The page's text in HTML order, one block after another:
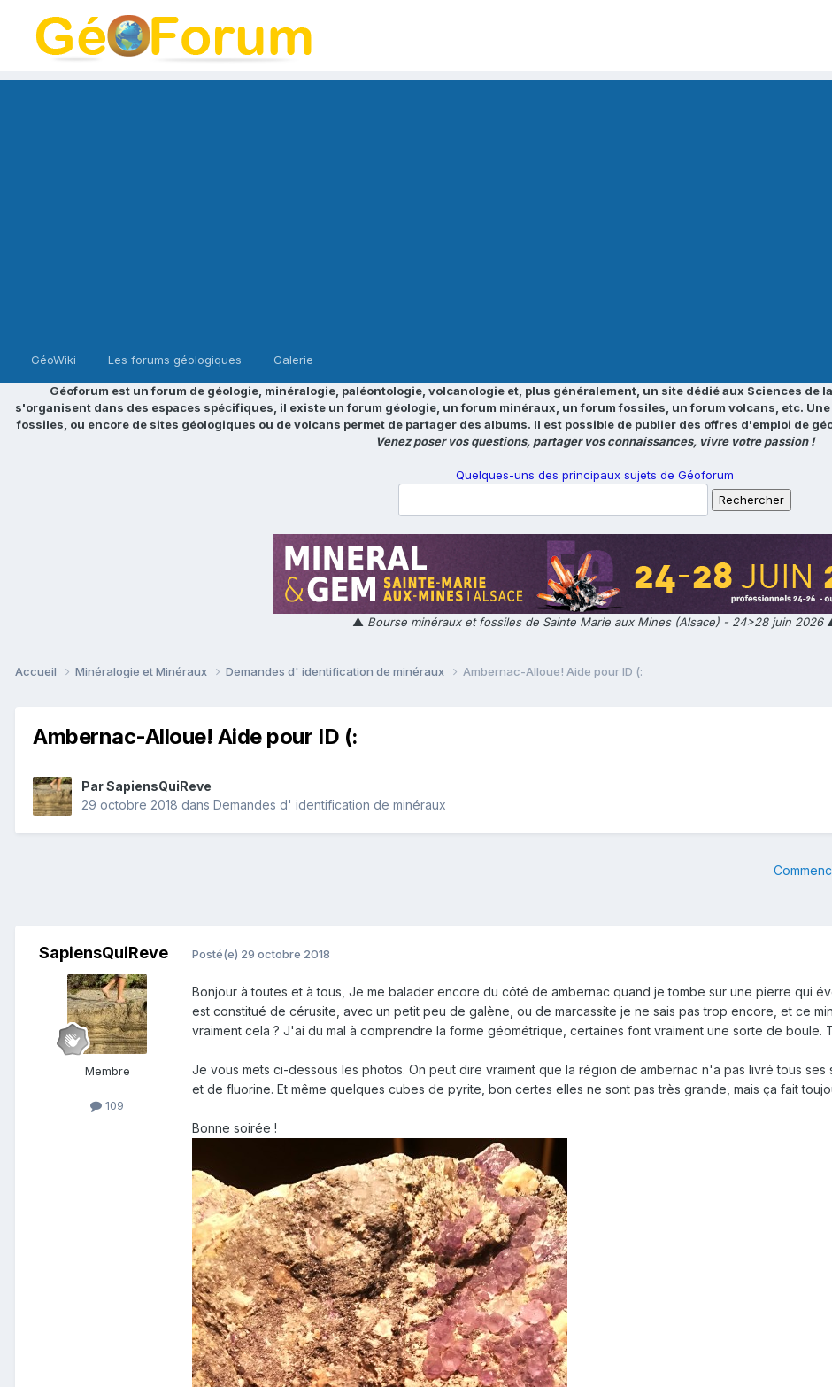
GéoWiki Les forums géologiques Galerie
Géoforum est un forum de géologie, minéralogie, paléontologie, volcanologie et, plus généralement, un site dédié aux Sciences de
s'organisent dans des espaces spécifiques, il existe un forum géologie, un forum minéraux, un forum fossiles, un forum volcans, etc.
fossiles, ou encore de sites géologiques ou de volcans permet de partager des albums. Il est possible de publier des offres d'emploi de
Venez poser vos questions, partager vos connaissances, vivre votre passion !
Quelques-uns des principaux sujets de Géoforum
▲ Bourse minéraux et fossiles de Sainte Marie aux Mines (Alsace) - 24>28 juin 2026
Accueil Minéralogie et Minéraux Demandes d' identification de minéraux Ambernac-Alloue! Aide pour ID (:
Ambernac-Alloue! Aide pour ID (:
ParSapiensQuiReve
29 octobre 2018 dans Demandes d' identification de minéraux
SapiensQuiReve
Membre
109
Posté(e) 29 octobre 2018
Bonjour à toutes et à tous, Je me balader encore du côté de ambernac quand je tombe sur une pierre qui
est constitué de cérusite, avec un petit peu de galène, ou de marcassite je ne sais pas trop encore, et ce
vraiment cela ? J'ai du mal à comprendre la forme géométrique, certaines font vraiment une sorte de boule.
Je vous mets ci-dessous les photos. On peut dire vraiment que la région de ambernac n'a pas livré tous
et de fluorine. Et même quelques cubes de pyrite, bon certes elles ne sont pas très grande, mais ça fait
Bonne soirée !